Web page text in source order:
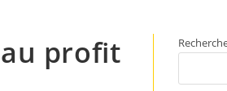
profit